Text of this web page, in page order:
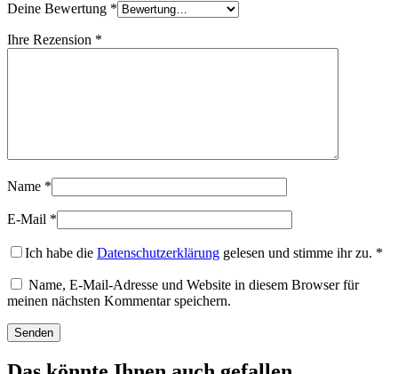
Deine Bewertung *
Ihre Rezension *
Name *
E-Mail *
Ich habe die Datenschutzerklärung gelesen und stimme ihr zu. *
Name, E-Mail-Adresse und Website in diesem Browser für
meinen nächsten Kommentar speichern.